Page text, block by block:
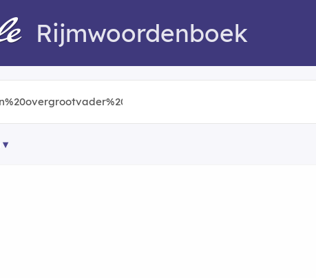
Rijmwoordenboek